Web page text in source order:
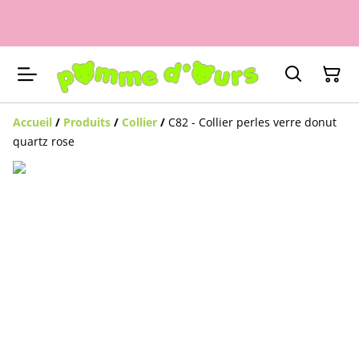
Accueil / Produits / Collier / C82 - Collier perles verre donut
quartz rose